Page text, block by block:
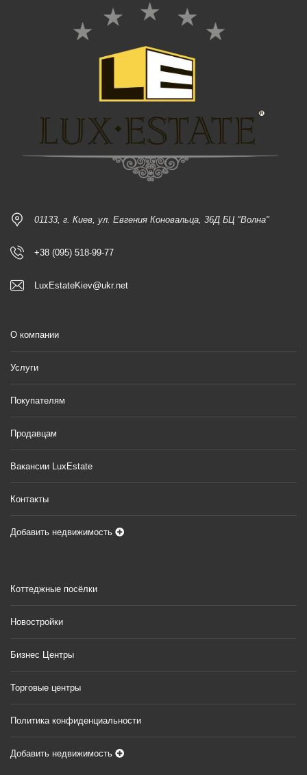
01133, г. Киев, ул. Евгения Коновальца, 36Д БЦ "Волна"
+38 (095) 518-99-77
LuxEstateKiev@ukr.net
О компании
Услуги
Покупателям
Продавцам
Вакансии LuxEstate
Контакты
Добавить недвижимость
Коттеджные посёлки
Новостройки
Бизнес Центры
Торговые центры
Политика конфиденциальности
Добавить недвижимость